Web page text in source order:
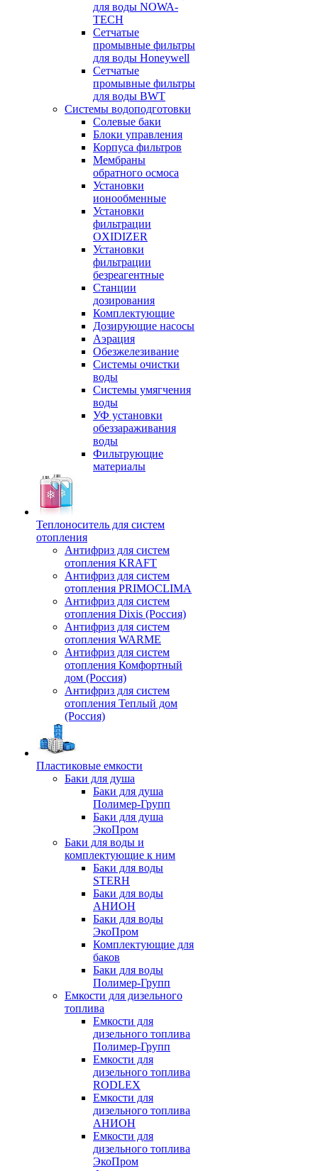
для воды NOWA-
TECH
Сетчатые
промывные фильтры
для воды Honeywell
Сетчатые
промывные фильтры
для воды BWT
Системы водоподготовки
Солевые баки
Блоки управления
Корпуса фильтров
Мембраны
обратного осмоса
Установки
ионообменные
Установки
фильтрации
OXIDIZER
Установки
фильтрации
безреагентные
Станции
дозирования
Комплектующие
Дозирующие насосы
Аэрация
Обезжелезивание
Системы очистки
воды
Системы умягчения
воды
УФ установки
обеззараживания
воды
Фильтрующие
материалы
Теплоноситель для систем
отопления
Антифриз для систем
отопления KRAFT
Антифриз для систем
отопления PRIMOCLIMA
Антифриз для систем
отопления Dixis (Россия)
Антифриз для систем
отопления WARME
Антифриз для систем
отопления Комфортный
дом (Россия)
Антифриз для систем
отопления Теплый дом
(Россия)
Пластиковые емкости
Баки для душа
Баки для душа
Полимер-Групп
Баки для душа
ЭкоПром
Баки для воды и
комплектующие к ним
Баки для воды
STERH
Баки для воды
АНИОН
Баки для воды
ЭкоПром
Комплектующие для
баков
Баки для воды
Полимер-Групп
Емкости для дизельного
топлива
Емкости для
дизельного топлива
Полимер-Групп
Емкости для
дизельного топлива
RODLEX
Емкости для
дизельного топлива
АНИОН
Емкости для
дизельного топлива
ЭкоПром